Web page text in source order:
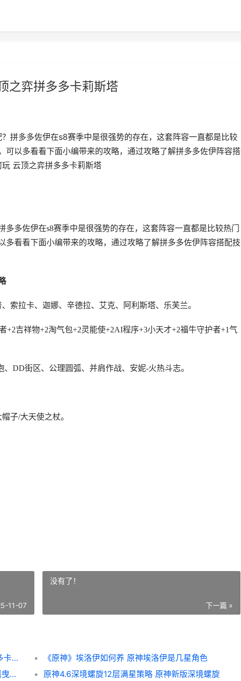
之弈拼多多卡莉斯塔
拼多多佐伊在s8赛季中是很强势的存在，这套阵容一直都是比较
可以多看看下面小编带来的攻略，通过攻略了解拼多多佐伊阵容搭
云顶之弈拼多多卡莉斯塔
多多佐伊在s8赛季中是很强势的存在，这套阵容一直都是比较热门
多看看下面小编带来的攻略，通过攻略了解拼多多佐伊阵容搭配技
索拉卡、迦娜、辛德拉、艾克、阿利斯塔、乐芙兰。
+2吉祥物+2淘气包+2灵能使+2AI程序+3小天才+2福牛守护者+1气
DD街区、公理圆弧、并肩作战、安妮-火热斗志。
子/大天使之杖。
11-07
没有了！
下一篇 »
云顶之弈拼多多佐伊如何玩 云顶之弈拼多多卡莉斯塔
《原神》埃洛伊如何养 原神埃洛伊是几星角色
原神摇曳灯火一分为二任务如何做[多图] 摇曳的灯火
原神4.6深境螺旋12层满星策略 原神新版深境螺旋